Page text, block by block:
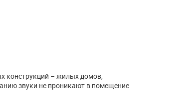
конструкций – жилых домов,
звуки не проникают в помещение